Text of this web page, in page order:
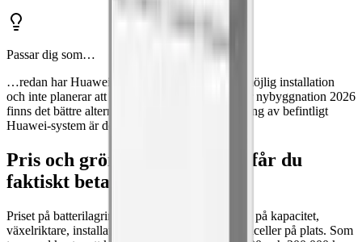
Passar dig som…
…redan har Huawei-solceller, vill ha snabbast möjlig installation
och inte planerar att skala upp över 15 kWh. För nybyggnation 2026
finns det bättre alternativ — men för komplettering av befintligt
Huawei-system är detta optimalt.
Pris och grönt avdrag — vad får du
faktiskt betala?
Priset på batterilagring varierar kraftigt beroende på kapacitet,
växelriktare, installation och om du redan har solceller på plats. Som